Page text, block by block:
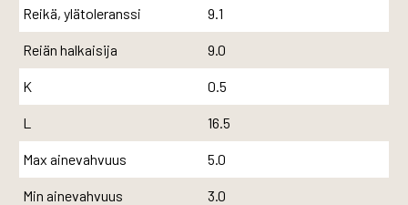
Reikä, ylätoleranssi 9.1
Reiän halkaisija 9.0
K 0.5
L 16.5
Max ainevahvuus 5.0
Min ainevahvuus 3.0